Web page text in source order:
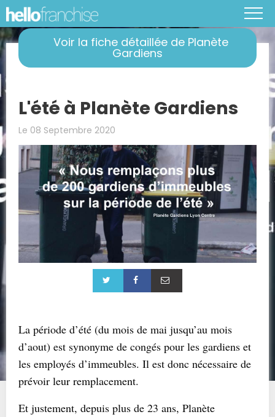
Voir la fiche détaillée de Planète
Gardiens
L'été à Planète Gardiens
Le 08 Septembre 2020
La période d’été (du mois de mai jusqu’au mois
d’aout) est synonyme de congés pour les gardiens et
les employés d’immeubles. Il est donc nécessaire de
prévoir leur remplacement.
Et justement, depuis plus de 23 ans, Planète